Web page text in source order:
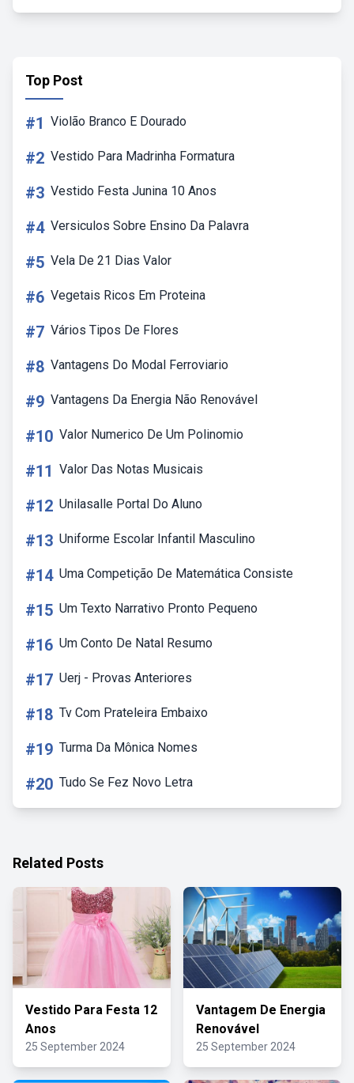
Top Post
#1 Violão Branco E Dourado
#2 Vestido Para Madrinha Formatura
#3 Vestido Festa Junina 10 Anos
#4 Versiculos Sobre Ensino Da Palavra
#5 Vela De 21 Dias Valor
#6 Vegetais Ricos Em Proteina
#7 Vários Tipos De Flores
#8 Vantagens Do Modal Ferroviario
#9 Vantagens Da Energia Não Renovável
#10 Valor Numerico De Um Polinomio
#11 Valor Das Notas Musicais
#12 Unilasalle Portal Do Aluno
#13 Uniforme Escolar Infantil Masculino
#14 Uma Competição De Matemática Consiste
#15 Um Texto Narrativo Pronto Pequeno
#16 Um Conto De Natal Resumo
#17 Uerj - Provas Anteriores
#18 Tv Com Prateleira Embaixo
#19 Turma Da Mônica Nomes
#20 Tudo Se Fez Novo Letra
Related Posts
Vestido Para Festa 12
Anos
25 September 2024
Vantagem De Energia
Renovável
25 September 2024